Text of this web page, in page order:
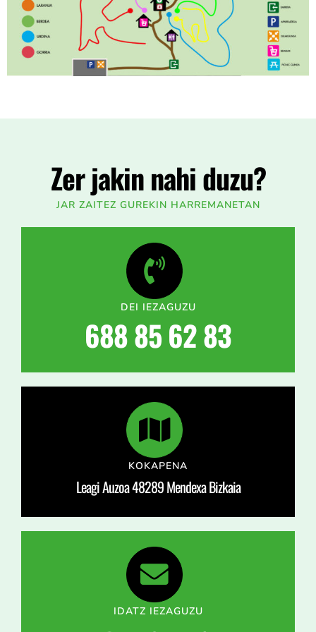
Zer jakin nahi duzu?
JAR ZAITEZ GUREKIN HARREMANETAN
DEI IEZAGUZU
688 85 62 83
KOKAPENA
Leagi Auzoa 48289Mendexa Bizkaia
IDATZ IEZAGUZU